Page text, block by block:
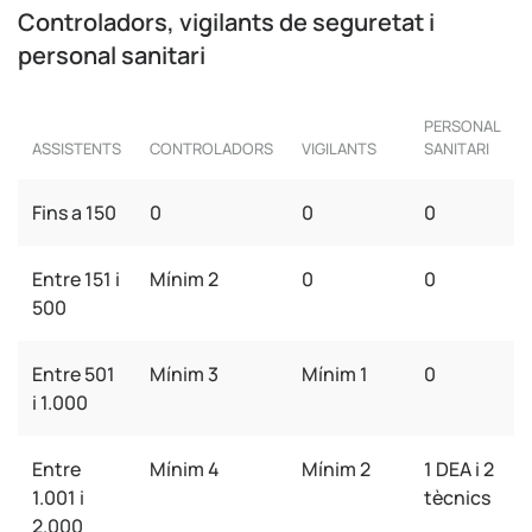
Controladors, vigilants de seguretat i
personal sanitari
ASSISTENTS CONTROLADORS VIGILANTS
PERSONAL
SANITARI
Fins a 150 0 0 0
Entre 151 i
500
Mínim 2 0 0
Entre 501
i 1.000
Mínim 3 Mínim 1 0
Entre
1.001 i
2.000
Mínim 4 Mínim 2
1 DEA i 2
tècnics